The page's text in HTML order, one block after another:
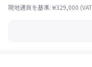
現地通貨を基準: ₩329,000